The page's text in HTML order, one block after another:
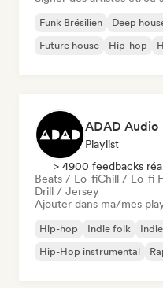
Funk Brésilien Deep
Future house
Hip-hop
ADAD Audio
Playlist
> 4900 feedbacks
Beats / Lo-fiChill / Lo-fi
Drill / Jersey
Ajouter dans ma/mes
Hip-hop Indie folk
Hip-Hop instrumental